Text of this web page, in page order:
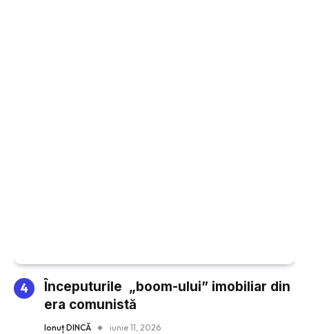
Începuturile „boom-ului” imobiliar din
era comunistă
Ionuț DINCĂ iunie 11, 2026